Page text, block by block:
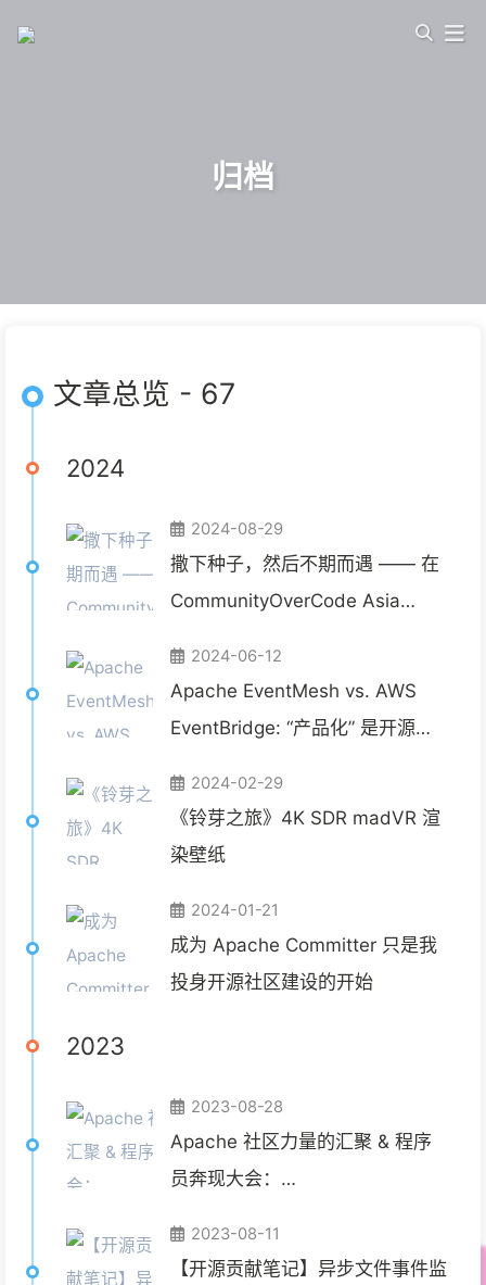
归档
文章总览 - 67
2024
2024-08-29
撒下种子，然后不期而遇 —— 在
CommunityOverCode Asia
2024-06-12
Apache EventMesh vs. AWS
EventBridge: “产品化” 是开源中
2024-02-29
《铃芽之旅》4K SDR madVR 渲
染壁纸
2024-01-21
成为 Apache Committer 只是我
投身开源社区建设的开始
2023
2023-08-28
Apache 社区力量的汇聚 & 程序
员奔现大会：
2023-08-11
【开源贡献笔记】异步文件事件监